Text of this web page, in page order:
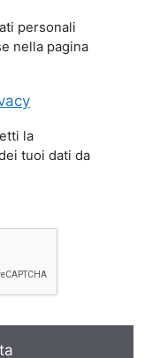
personali
nella pagina
la
tuoi dati da